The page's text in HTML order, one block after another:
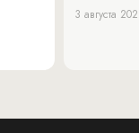
3 августа